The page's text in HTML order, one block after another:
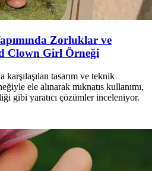
Zorluklar ve
Clown Girl Örneği
tasarım ve teknik
ele alınarak mıknatıs kullanımı,
gibi yaratıcı çözümler inceleniyor.